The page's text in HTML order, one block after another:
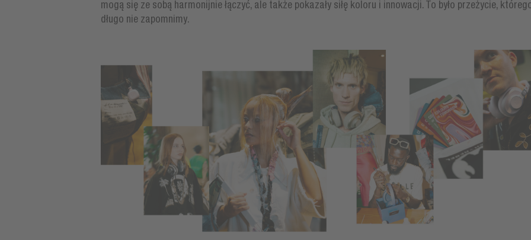
mogą się ze sobą harmonijnie łączyć, ale także pokazały siłę koloru i innowacji. To było przeżycie,
długo nie zapomnimy.